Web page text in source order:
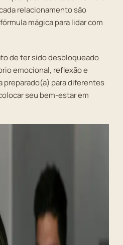
relacionamento são
mágica para lidar com
de ter sido desbloqueado
emocional, reflexão e
preparado(a) para diferentes
seu bem-estar em